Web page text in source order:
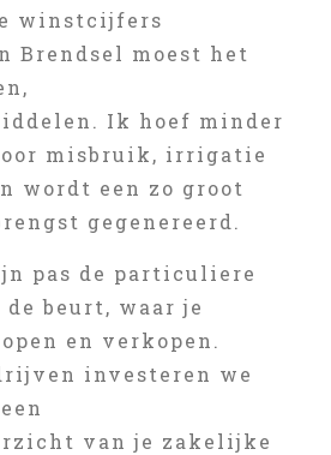
winstcijfers
Brendsel moest het
Ik hoef minder
misbruik, irrigatie
wordt een zo groot
gegenereerd.
pas de particuliere
de beurt, waar je
en verkopen.
investeren we
van je zakelijke